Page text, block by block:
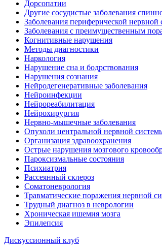
Дорсопатии
Другие сосудистые заболевания
Заболевания периферической нервной
Заболевания с преимущественным
Когнитивные нарушения
Методы диагностики
Наркология
Нарушение сна и бодрствования
Нарушения сознания
Нейродегенеративные заболевания
Нейроинфекции
Нейрореабилитация
Нейрохирургия
Нервно-мышечные заболевания
Опухоли центральной нервной
Организация здравоохранения
Острые нарушения мозгового
Пароксизмальные состояния
Психиатрия
Рассеянный склероз
Соматоневрология
Травматические поражения нервной
Трудный диагноз в неврологии
Хроническая ишемия мозга
Эпилепсия
Дискуссионный клуб